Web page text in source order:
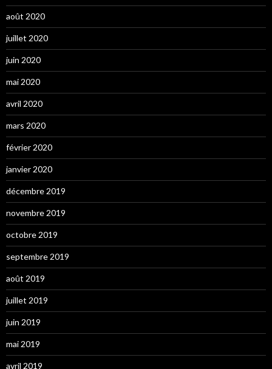
août 2020
juillet 2020
juin 2020
mai 2020
avril 2020
mars 2020
février 2020
janvier 2020
décembre 2019
novembre 2019
octobre 2019
septembre 2019
août 2019
juillet 2019
juin 2019
mai 2019
avril 2019